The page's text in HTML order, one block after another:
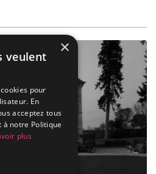
×
veulent
pour
En
acceptez tous
à notre Politique
plus